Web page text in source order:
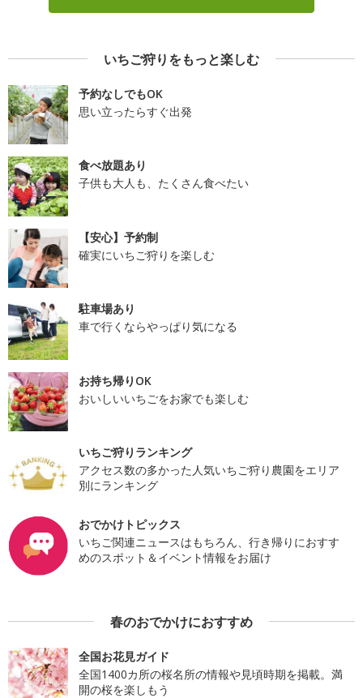
いちご狩りをもっと楽しむ
予約なしでもOK
思い立ったらすぐ出発
食べ放題あり
子供も大人も、たくさん食べたい
【安心】予約制
確実にいちご狩りを楽しむ
駐車場あり
車で行くならやっぱり気になる
お持ち帰りOK
おいしいいちごをお家でも楽しむ
いちご狩りランキング
アクセス数の多かった人気いちご狩り農園をエリア
別にランキング
おでかけトピックス
いちご関連ニュースはもちろん、行き帰りにおすす
めのスポット＆イベント情報をお届け
春のおでかけにおすすめ
全国お花見ガイド
全国1400カ所の桜名所の情報や見頃時期を掲載。満
開の桜を楽しもう